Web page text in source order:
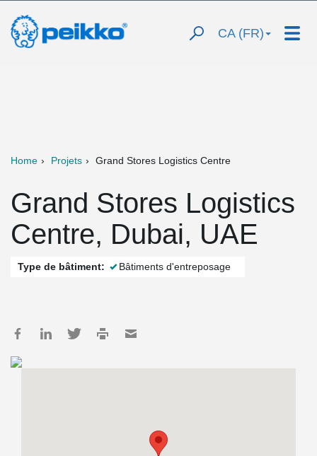
CA (FR)
Home Projets Grand Stores Logistics Centre
Grand Stores Logistics
Centre, Dubai, UAE
Type de bâtiment: Bâtiments d'entreposage